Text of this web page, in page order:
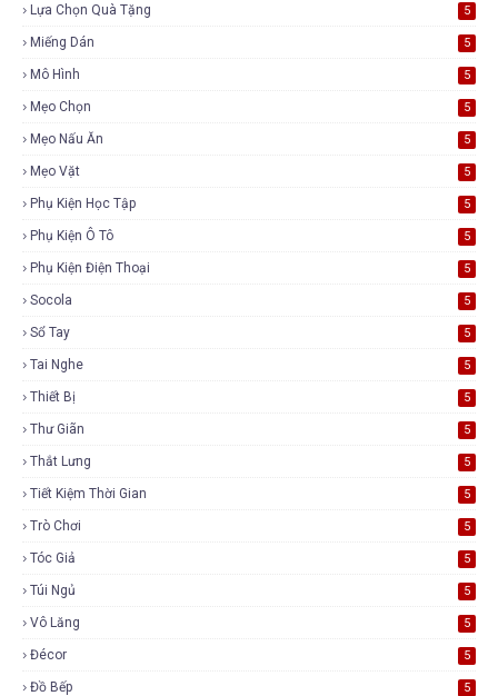
Lựa Chọn Quà Tặng 5
Miếng Dán 5
Mô Hình 5
Mẹo Chọn 5
Mẹo Nấu Ăn 5
Mẹo Vặt 5
Phụ Kiện Học Tập 5
Phụ Kiện Ô Tô 5
Phụ Kiện Điện Thoại 5
Socola 5
Sổ Tay 5
Tai Nghe 5
Thiết Bị 5
Thư Giãn 5
Thắt Lưng 5
Tiết Kiệm Thời Gian 5
Trò Chơi 5
Tóc Giả 5
Túi Ngủ 5
Vô Lăng 5
Đécor 5
Đồ Bếp 5